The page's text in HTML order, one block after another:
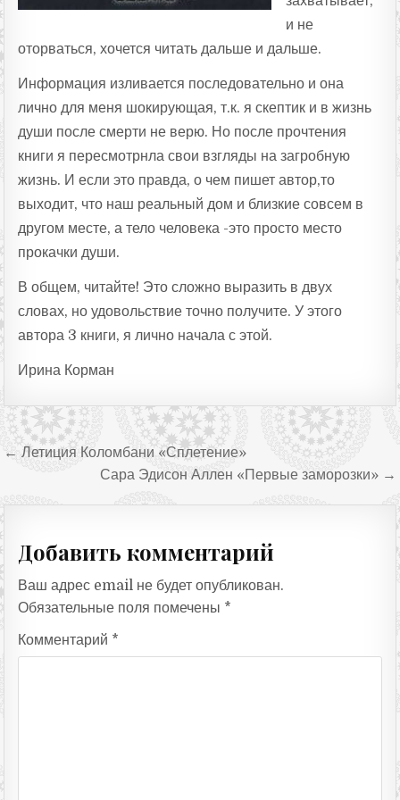
и не
оторваться, хочется читать дальше и дальше.
Информация изливается последовательно и она
лично для меня шокирующая, т.к. я скептик и в жизнь
души после смерти не верю. Но после прочтения
книги я пересмотрнла свои взгляды на загробную
жизнь. И если это правда, о чем пишет автор,то
выходит, что наш реальный дом и близкие совсем в
другом месте, а тело человека -это просто место
прокачки души.
В общем, читайте! Это сложно выразить в двух
словах, но удовольствие точно получите. У этого
автора 3 книги, я лично начала с этой.
Ирина Корман
Навигация по записям
← Летиция Коломбани «Сплетение»
Сара Эдисон Аллен «Первые заморозки» →
Добавить комментарий
Ваш адрес email не будет опубликован.
Обязательные поля помечены *
Комментарий *